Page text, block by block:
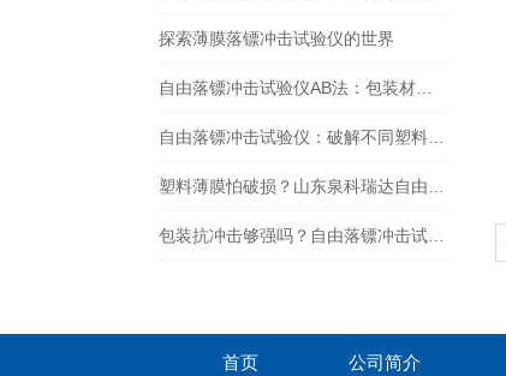
探索薄膜落镖冲击试验仪的世界
首页 公司简介